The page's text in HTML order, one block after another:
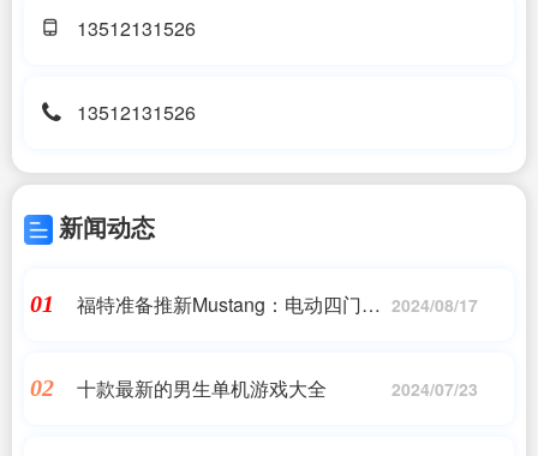
13512131526
13512131526
新闻动态
01
福特准备推新Mustang：电动四门轿 2024/08/17
02 十款最新的男生单机游戏大全 2024/07/23